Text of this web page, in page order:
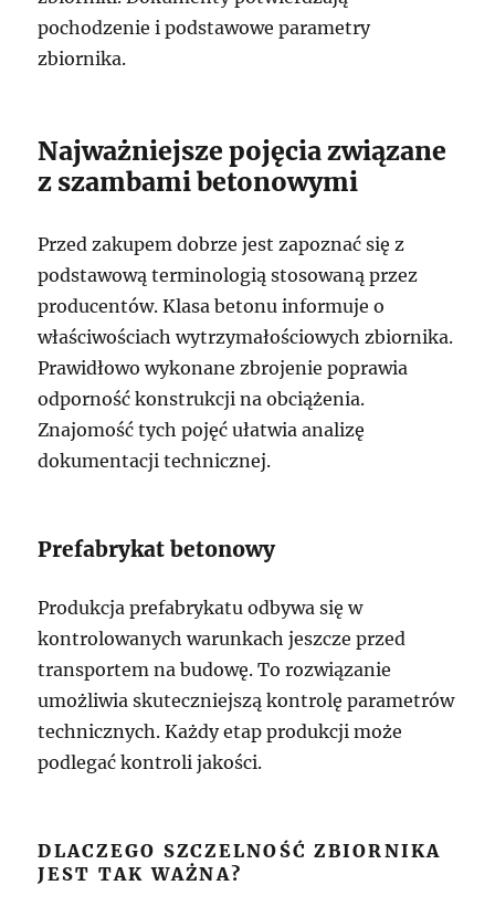
pochodzenie i podstawowe parametry
zbiornika.
Najważniejsze pojęcia związane
z szambami betonowymi
Przed zakupem dobrze jest zapoznać się z
podstawową terminologią stosowaną przez
producentów. Klasa betonu informuje o
właściwościach wytrzymałościowych zbiornika.
Prawidłowo wykonane zbrojenie poprawia
odporność konstrukcji na obciążenia.
Znajomość tych pojęć ułatwia analizę
dokumentacji technicznej.
Prefabrykat betonowy
Produkcja prefabrykatu odbywa się w
kontrolowanych warunkach jeszcze przed
transportem na budowę. To rozwiązanie
umożliwia skuteczniejszą kontrolę parametrów
technicznych. Każdy etap produkcji może
podlegać kontroli jakości.
DLACZEGO SZCZELNOŚĆ ZBIORNIKA
JEST TAK WAŻNA?